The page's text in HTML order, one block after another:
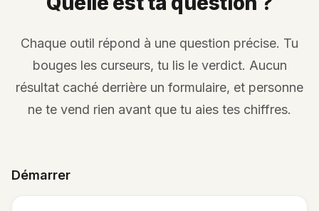
Chaque outil répond à une question précise. Tu
bouges les curseurs, tu lis le verdict. Aucun
résultat caché derrière un formulaire, et personne
ne te vend rien avant que tu aies tes chiffres.
Démarrer